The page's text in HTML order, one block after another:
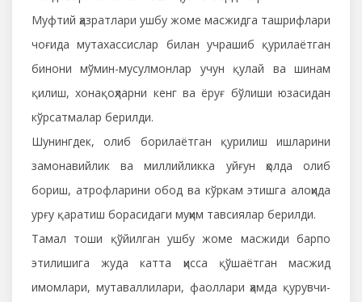
Муфтий ҳазратлари ушбу жоме масжидга ташрифлари
чоғида мутахассислар билан учрашиб қурилаётган
бинони мўмин-мусулмонлар учун қулай ва шинам
қилиш, хонақоҳларни кенг ва ёруғ бўлиши юзасидан
кўрсатмалар берилди.
Шунингдек, олиб борилаётган қурилиш ишларини
замонавийлик ва миллийликка уйғун ҳолда олиб
бориш, атрофларини обод ва кўркам этишга алоҳида
урғу қаратиш борасидаги муҳим тавсиялар берилди.
Тамал тоши қўйилган ушбу жоме масжиди барпо
этилишига жуда катта ҳисса қўшаётган масжид
имомлари, мутаваллилари, фаоллари ҳамда қурувчи-